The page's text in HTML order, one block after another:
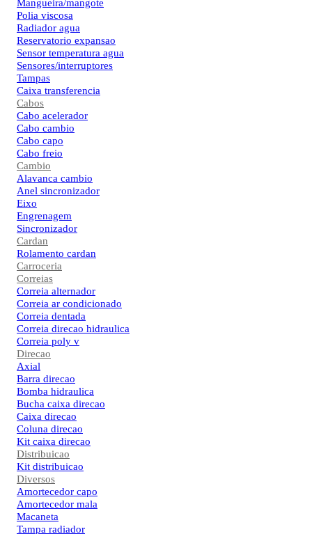
Mangueira/mangote
Polia viscosa
Radiador agua
Reservatorio expansao
Sensor temperatura agua
Sensores/interruptores
Tampas
Caixa transferencia
Cabos
Cabo acelerador
Cabo cambio
Cabo capo
Cabo freio
Cambio
Alavanca cambio
Anel sincronizador
Eixo
Engrenagem
Sincronizador
Cardan
Rolamento cardan
Carroceria
Correias
Correia alternador
Correia ar condicionado
Correia dentada
Correia direcao hidraulica
Correia poly v
Direcao
Axial
Barra direcao
Bomba hidraulica
Bucha caixa direcao
Caixa direcao
Coluna direcao
Kit caixa direcao
Distribuicao
Kit distribuicao
Diversos
Amortecedor capo
Amortecedor mala
Macaneta
Tampa radiador